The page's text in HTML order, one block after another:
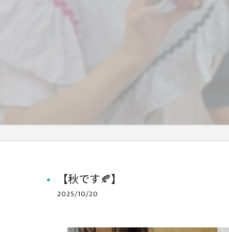
【秋です🍂】
2025/10/20